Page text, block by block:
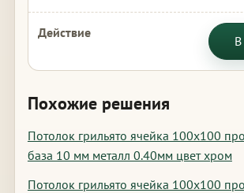
Похожие решения
Потолок грильято ячейка 100х100
база 10 мм металл 0.40мм цвет хром
Потолок грильято ячейка 100х100